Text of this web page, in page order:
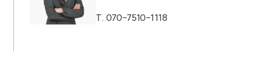
T. 070-7510-1118